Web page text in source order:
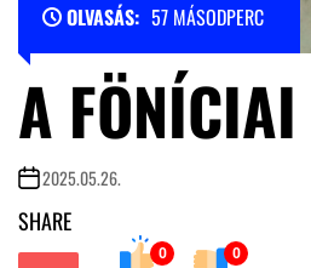
OLVASÁS: 57 MÁSODPERC
A
2025.05.26.
SHARE
0 0